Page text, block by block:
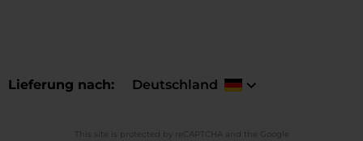
Lieferung nach Deutschland
This site is protected by reCAPTCHA and the Google